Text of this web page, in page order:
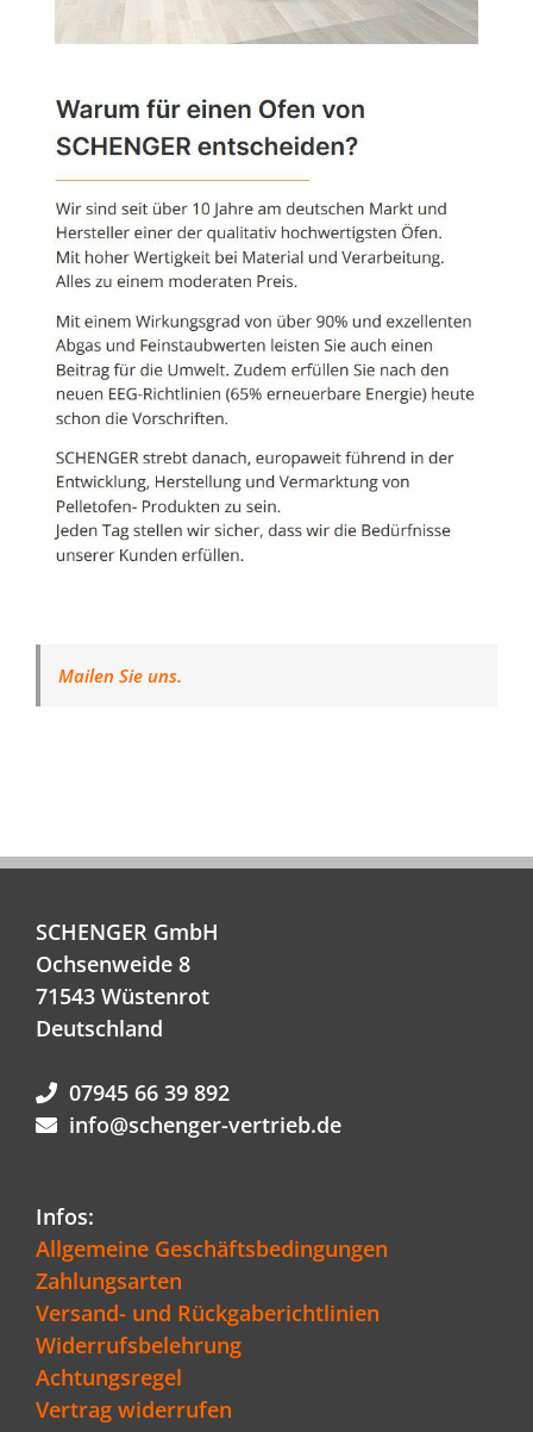
Mailen Sie uns.
SCHENGER GmbH
Ochsenweide 8
71543 Wüstenrot
Deutschland
07945 66 39 892
info@schenger-vertrieb.de
Infos:
Allgemeine Geschäftsbedingungen
Zahlungsarten
Versand- und Rückgaberichtlinien
Widerrufsbelehrung
Achtungsregel
Vertrag widerrufen